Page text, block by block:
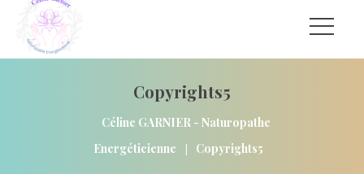
Copyrights5
Céline GARNIER - Naturopathe
Energéticienne
| Copyrights5